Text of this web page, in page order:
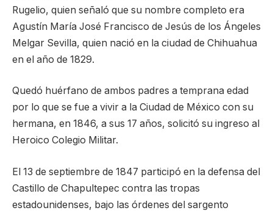
Rugelio, quien señaló que su nombre completo era
Agustín María José Francisco de Jesús de los Ángeles
Melgar Sevilla, quien nació en la ciudad de Chihuahua
en el año de 1829.
Quedó huérfano de ambos padres a temprana edad
por lo que se fue a vivir a la Ciudad de México con su
hermana, en 1846, a sus 17 años, solicitó su ingreso al
Heroico Colegio Militar.
El 13 de septiembre de 1847 participó en la defensa del
Castillo de Chapultepec contra las tropas
estadounidenses, bajo las órdenes del sargento